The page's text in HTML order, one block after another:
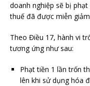
doanh nghiệp sẽ bị
thuế đã được miễn
Theo Điều 17, hành vi
tương ứng như sau:
Phạt tiền 1 lần trốn
lên khi sử dụng hóa